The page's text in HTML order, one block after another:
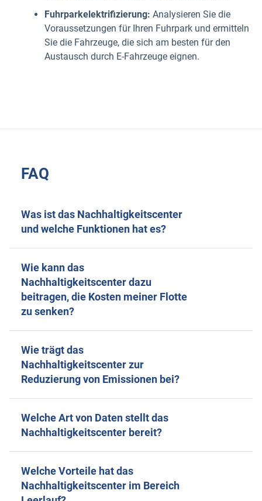
Fuhrparkelektrifizierung: Analysieren Sie die
Voraussetzungen für Ihren Fuhrpark und ermitteln
Sie die Fahrzeuge, die sich am besten für den
Austausch durch E-Fahrzeuge eignen.
FAQ
Was ist das Nachhaltigkeitscenter
und welche Funktionen hat es?
Wie kann das
Nachhaltigkeitscenter dazu
beitragen, die Kosten meiner Flotte
zu senken?
Wie trägt das
Nachhaltigkeitscenter zur
Reduzierung von Emissionen bei?
Welche Art von Daten stellt das
Nachhaltigkeitscenter bereit?
Welche Vorteile hat das
Nachhaltigkeitscenter im Bereich